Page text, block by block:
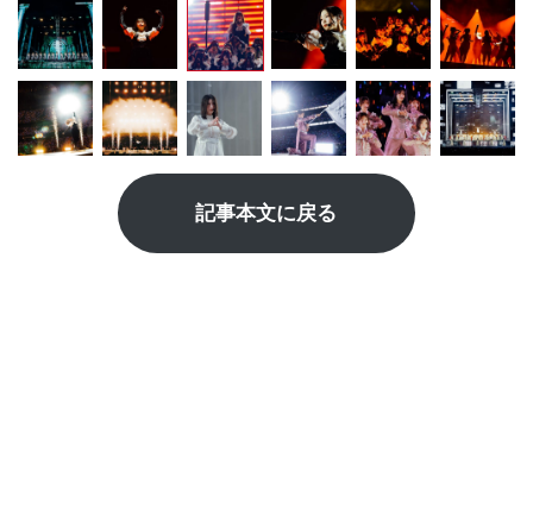
記事本文に戻る